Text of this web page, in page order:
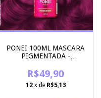
PONEI 100ML MASCARA
PIGMENTADA -
R$49,90
12 x de R$5,13